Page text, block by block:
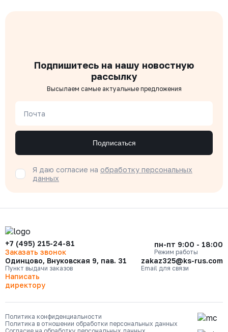
Подпишитесь на нашу новостную
рассылку
Высылаем самые актуальные предложения
Почта
Подписаться
Я даю согласие на обработку персональных
данных
+7 (495) 215-24-81
Заказать звонок
пн-пт 9:00 - 18:00
Режим работы
Одинцово, Внуковская 9, пав. 31
Пункт выдачи заказов
zakaz325@ks-rus.com
Email для связи
Написать
директору
Политика конфиденциальности
Политика в отношении обработки персональных данных
Согласие на обработку персональных данных